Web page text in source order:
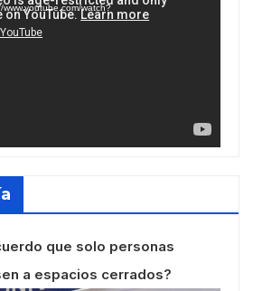
watch?
que solo personas
a espacios cerrados?